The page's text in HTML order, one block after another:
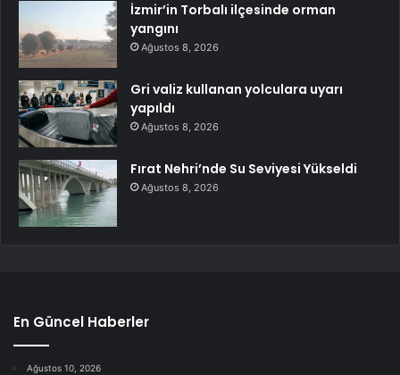
İzmir’in Torbalı ilçesinde orman
yangını
Ağustos 8, 2026
Gri valiz kullanan yolculara uyarı
yapıldı
Ağustos 8, 2026
Fırat Nehri’nde Su Seviyesi Yükseldi
Ağustos 8, 2026
En Güncel Haberler
Ağustos 10, 2026